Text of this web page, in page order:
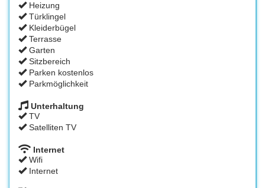
Heizung
Türklingel
Kleiderbügel
Terrasse
Garten
Sitzbereich
Parken kostenlos
Parkmöglichkeit
Unterhaltung
TV
Satelliten TV
Internet
Wifi
Internet